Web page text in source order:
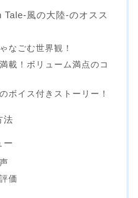
Tale-風の大陸-のオスス
なごむ世界観！
載！ボリューム満点のコ
ボイス付きストーリー！
法
ー
価